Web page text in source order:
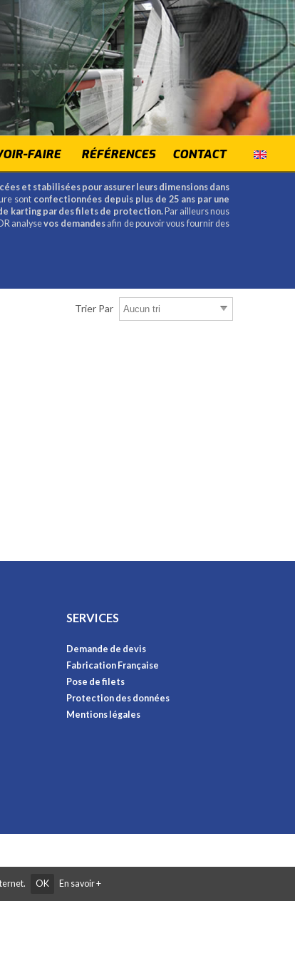
FAIRE RÉFÉRENCES CONTACT
et stabilisées pour assurer leurs dimensions dans
sont confectionnées depuis plus de 25 ans par une
karting par des filets de protection.Par ailleurs nous
analysevos demandesafin de pouvoir vous fournir des
Trier Par
SERVICES
Demande de devis
Fabrication Française
Pose de filets
Protection des données
Mentions légales
OK En savoir +